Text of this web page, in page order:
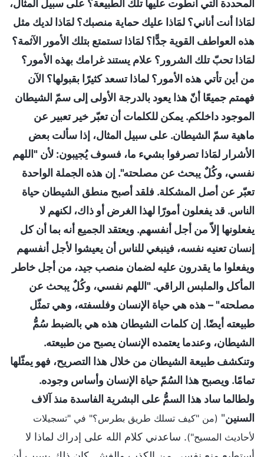
المحددة التي انطوت عليها تلك الطبيعة؟ على سبيل المثال،
لمَاذا أنت أناني؟ لمَاذا عليك حماية منصبك؟ لمَاذا لديك مثل
هذه العواطف القوية جدًّا؟ لمَاذا تستمتع بتلك الأمور الآثمة؟
لمَاذا تحبّ تلك الشرور؟ علام يستند غرامك بهذه الأمور؟
من أين تأتي هذه الأمور؟ لماذا تسعد كثيرًا بقبولها؟ الآن
فهمتم جميعًا أنّ هذا يعود بالدرجة الأولى إلى سمّ الشيطان
الموجود داخلكم. يمكن للكلمات أن تعبّر خير تعبير عن
ماهية سمّ الشيطان. على سبيل المثال، إذا سألت بعض
الأشرار لمَاذا تصرفوا بشيء ما، فسوف يُجيبون: لأن "اللهم
نفسي، وكُلٌ يبحث عن مصلحته". إن هذه الجملة الواحدة
تعبّر عن أصل المشكلة. فلقد أصبح منطق الشيطان حياة
الناس. قد يفعلون أمورًا لهذا الغرض أو ذاك، لكنهم لا
يفعلونها إلاّ من أجل أنفسهم. ويعتقد الجميع أنه بما أن كل
إنسان تعنيه نفسه، فينبغي للناس أن يعيشوا لأجل أنفسهم
ويفعلوا ما يقدرون عليه لضمان منصب جيد، من أجل خاطر
المأكل والملبس الراقي. "اللهم نفسي، وكُلٌ يبحث عن
مصلحته" – هذه هي حياة الإنسان وفلسفته، وهي تمثّل
طبيعته أيضًا. إن كلمات الشيطان هذه هي بالضبط سُمُّ
الشيطان، وعندما يعتمده الإنسان يصبح من طبيعته.
وتنكشف طبيعة الشيطان من خلال هذا التصريح، فهو يمثّلها
تمامًا. ويصبح هذا السُمّ حياة الإنسان وأساس وجوده.
ولطالما ساد هذا السمُّ على البشرية الفاسدة منذ آلاف
السنين" (من "كيف تسلك طريق بطرس؟" في "تسجيلات
لأحاديث المسيح"). ساعدني كلام الله على إدراك لماذا لا